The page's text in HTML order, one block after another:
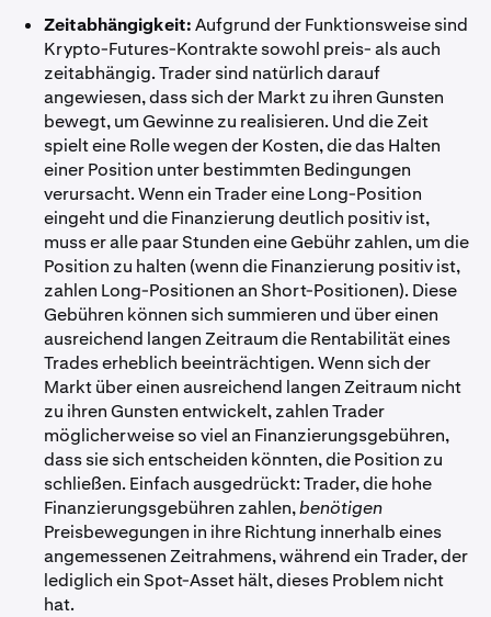
Zeitabhängigkeit:Aufgrund der Funktionsweise sind
Krypto-Futures-Kontrakte sowohl preis- als auch
zeitabhängig. Trader sind natürlich darauf
angewiesen, dass sich der Markt zu ihren Gunsten
bewegt, um Gewinne zu realisieren. Und die Zeit
spielt eine Rolle wegen der Kosten, die das Halten
einer Position unter bestimmten Bedingungen
verursacht. Wenn ein Trader eine Long-Position
eingeht und die Finanzierung deutlich positiv ist,
muss er alle paar Stunden eine Gebühr zahlen, um die
Position zu halten (wenn die Finanzierung positiv ist,
zahlen Long-Positionen an Short-Positionen). Diese
Gebühren können sich summieren und über einen
ausreichend langen Zeitraum die Rentabilität eines
Trades erheblich beeinträchtigen. Wenn sich der
Markt über einen ausreichend langen Zeitraum nicht
zu ihren Gunsten entwickelt, zahlen Trader
möglicherweise so viel an Finanzierungsgebühren,
dass sie sich entscheiden könnten, die Position zu
schließen. Einfach ausgedrückt: Trader, die hohe
Finanzierungsgebühren zahlen,benötigen
Preisbewegungen in ihre Richtung innerhalb eines
angemessenen Zeitrahmens, während ein Trader, der
lediglich ein Spot-Asset hält, dieses Problem nicht
hat.